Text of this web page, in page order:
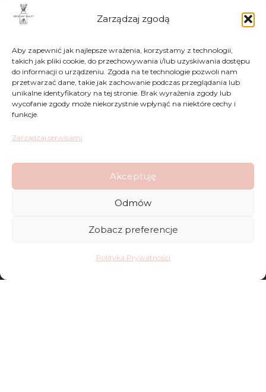
Zarządzaj zgodą
Aby zapewnić jak najlepsze wrażenia, korzystamy z technologii,
takich jak pliki cookie, do przechowywania i/lub uzyskiwania dostępu
do informacji o urządzeniu. Zgoda na te technologie pozwoli nam
przetwarzać dane, takie jak zachowanie podczas przeglądania lub
unikalne identyfikatory na tej stronie. Brak wyrażenia zgody lub
wycofanie zgody może niekorzystnie wpłynąć na niektóre cechy i
funkcje.
Zarządzaj serwisami
Akceptuję
Odmów
Zobacz preferencje
Polityka Prywatności
FAQ
Sklep
Zwroty
Reklamacje
Polityka Prywatności